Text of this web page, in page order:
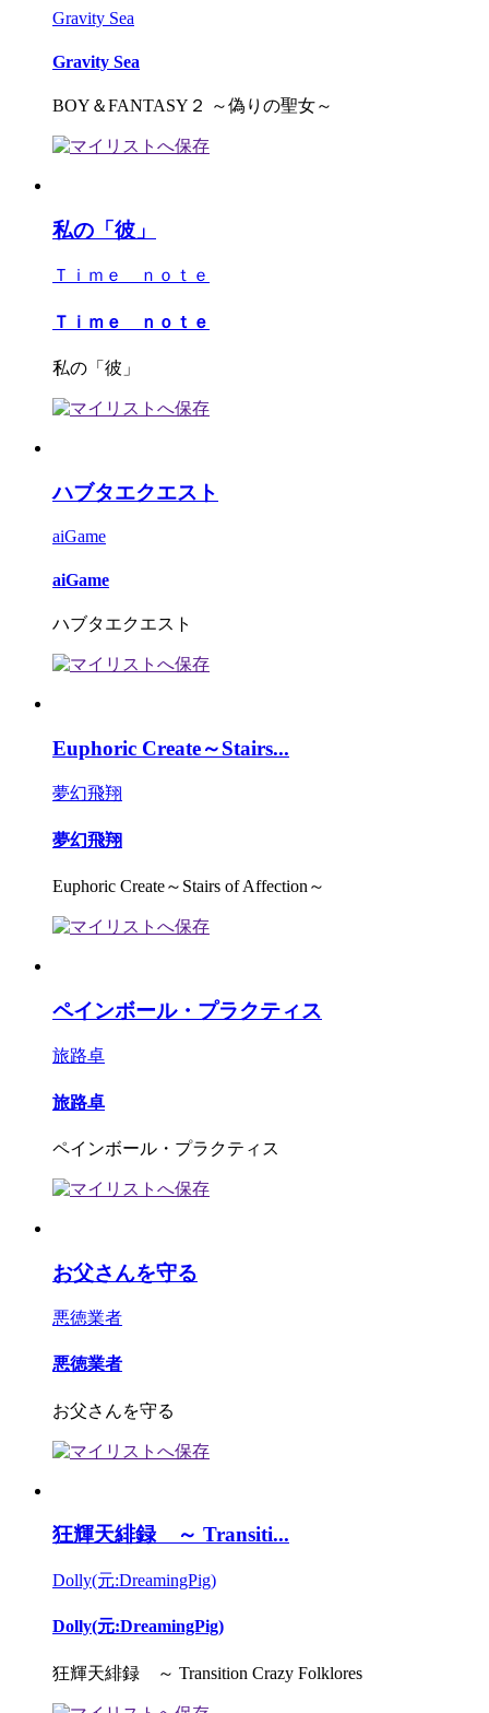
Gravity Sea
Gravity Sea
BOY＆FANTASY２ ～偽りの聖女～
私の「彼」
Ｔｉｍｅ ｎｏｔｅ
Ｔｉｍｅ ｎｏｔｅ
私の「彼」
ハブタエクエスト
aiGame
aiGame
ハブタエクエスト
Euphoric Create～Stairs...
夢幻飛翔
夢幻飛翔
Euphoric Create～Stairs of Affection～
ペインボール・プラクティス
旅路卓
旅路卓
ペインボール・プラクティス
お父さんを守る
悪徳業者
悪徳業者
お父さんを守る
狂輝天緋録 ～ Transiti...
Dolly(元:DreamingPig)
Dolly(元:DreamingPig)
狂輝天緋録 ～ Transition Crazy Folklores